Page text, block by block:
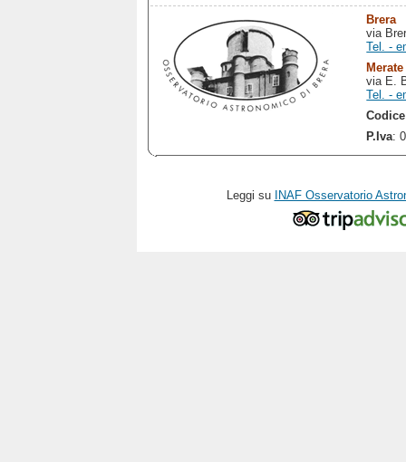
Brera
via
Tel. -
Merate
via E.
Tel. -
P.Iva:
Leggi su INAF Osservatorio